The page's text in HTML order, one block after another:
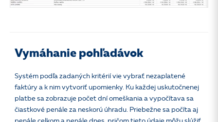
Vymáhanie pohľadávok
Systém podľa zadaných kritérií vie vybrať nezaplatené
faktúry a k nim vytvoriť upomienky. Ku každej uskutočnenej
platbe sa zobrazuje počet dní omeškania a vypočítava sa
čiastkové penále za neskorú úhradu. Priebežne sa počíta aj